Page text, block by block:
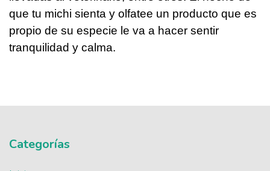
que tu michi sienta y olfatee un producto que es
propio de su especie le va a hacer sentir
tranquilidad y calma.
Categorías